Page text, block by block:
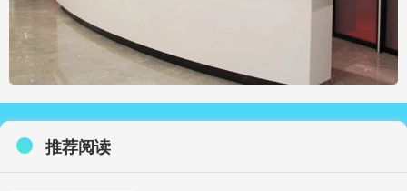
推荐阅读